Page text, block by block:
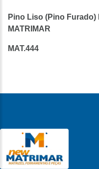
Pino Liso (Pino Furado)
MATRIMAR
MAT.444